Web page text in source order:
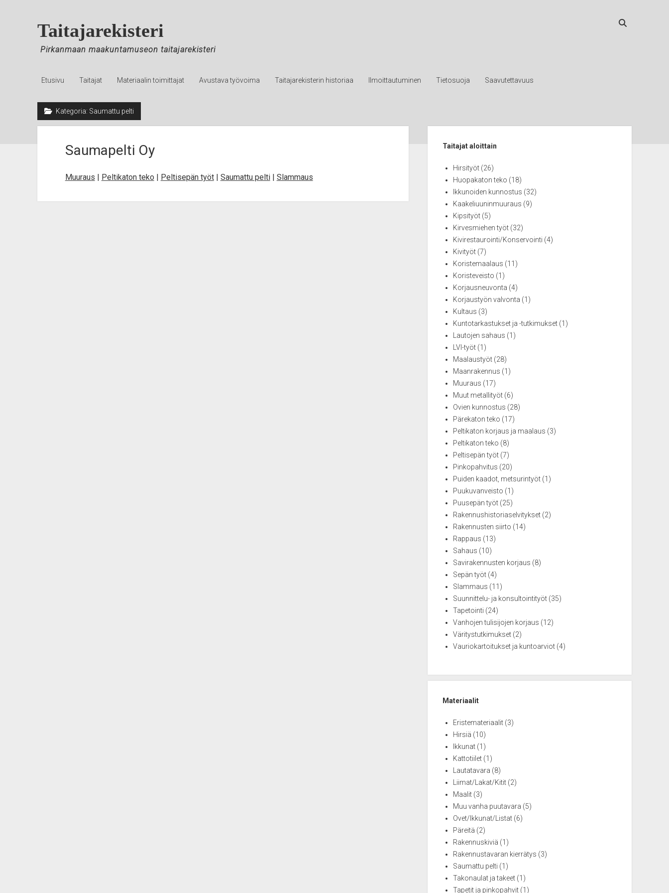
Taitajarekisteri
Pirkanmaan maakuntamuseon taitajarekisteri
Etusivu Taitajat Materiaalin toimittajat Avustava työvoima Taitajarekisterin historiaa Ilmoittautuminen Tietosuoja Saavutettavuus
Kategoria: Saumattu pelti
Saumapelti Oy
Muuraus | Peltikaton teko | Peltisepän työt| Saumattu pelti| Slammaus
Taitajat aloittain
Hirsityöt (26)
Huopakaton teko (18)
Ikkunoiden kunnostus (32)
Kaakeliuuninmuuraus (9)
Kipsityöt (5)
Kirvesmiehen työt (32)
Kivirestaurointi/Konservointi (4)
Kivityöt (7)
Koristemaalaus (11)
Koristeveisto (1)
Korjausneuvonta (4)
Korjaustyön valvonta (1)
Kultaus (3)
Kuntotarkastukset ja -tutkimukset (1)
Lautojen sahaus (1)
LVI-työt (1)
Maalaustyöt (28)
Maanrakennus (1)
Muuraus (17)
Muut metallityöt (6)
Ovien kunnostus (28)
Pärekaton teko (17)
Peltikaton korjaus ja maalaus (3)
Peltikaton teko (8)
Peltisepän työt (7)
Pinkopahvitus (20)
Puiden kaadot, metsurintyöt (1)
Puukuvanveisto (1)
Puusepän työt (25)
Rakennushistoriaselvitykset (2)
Rakennusten siirto (14)
Rappaus (13)
Sahaus (10)
Savirakennusten korjaus (8)
Sepän työt (4)
Slammaus (11)
Suunnittelu- ja konsultointityöt (35)
Tapetointi (24)
Vanhojen tulisijojen korjaus (12)
Väritystutkimukset (2)
Vauriokartoitukset ja kuntoarviot (4)
Materiaalit
Eristemateriaalit (3)
Hirsiä (10)
Ikkunat (1)
Kattotiilet (1)
Lautatavara (8)
Liimat/Lakat/Kitit (2)
Maalit (3)
Muu vanha puutavara (5)
Ovet/Ikkunat/Listat (6)
Päreitä (2)
Rakennuskiviä (1)
Rakennustavaran kierrätys (3)
Saumattu pelti (1)
Takonaulat ja takeet (1)
Tapetit ja pinkopahvit (1)